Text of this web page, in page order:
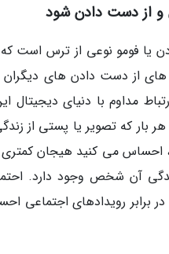
از دست دادن شود
یا فومو نوعی از ترس است که
از دست دادن های
مداوم با دنیای دیجیتال
بار که تصویر یا پستی از
احساس می کنید هیجان کمتری
آن شخص وجود دارد.
برابر رویدادهای اجتماعی